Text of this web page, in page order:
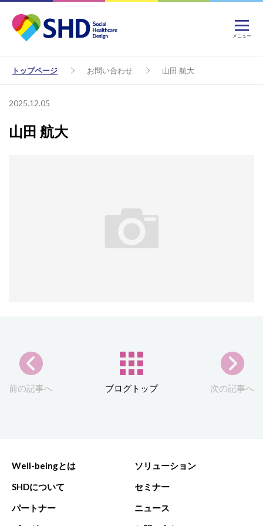
メニュー
トップページ お問い合わせ 山田 航大
2025.12.05
山田 航大
前の記事へ ブログトップ 次の記事へ
Well-beingとは
ソリューション
SHDについて
セミナー
パートナー
ニュース